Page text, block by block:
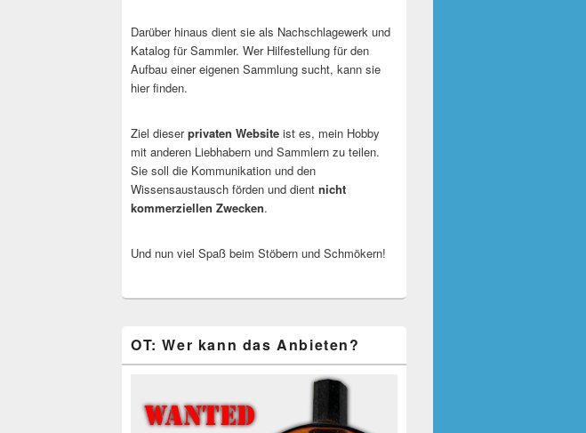
Darüber hinaus dient sie als Nachschlagewerk und
Katalog für Sammler. Wer Hilfestellung für den
Aufbau einer eigenen Sammlung sucht, kann sie
hier finden.
Ziel dieserprivaten Website ist es, mein Hobby
mit anderen Liebhabern und Sammlern zu teilen.
Sie soll die Kommunikation und den
Wissensaustausch förden und dient nicht
kommerziellen Zwecken.
Und nun viel Spaß beim Stöbern und Schmökern!
OT: Wer kann das Anbieten?